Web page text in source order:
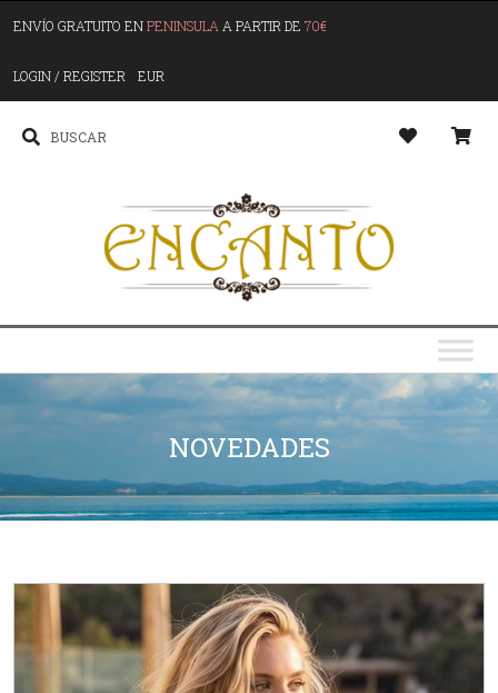
ENVÍO GRATUITO ENPENINSULA A PARTIR DE 70€
LOGIN / REGISTER EUR
NOVEDADES